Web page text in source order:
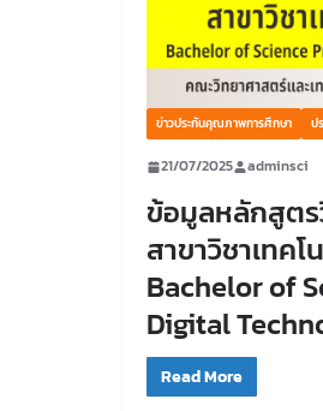
ข่าวประกันคุณภาพการศึกษา ป
21/07/2025 adminsci
ข้อมูลหลักสูต
สาขาวิชาเทค
Bachelor of
Digital
Read More